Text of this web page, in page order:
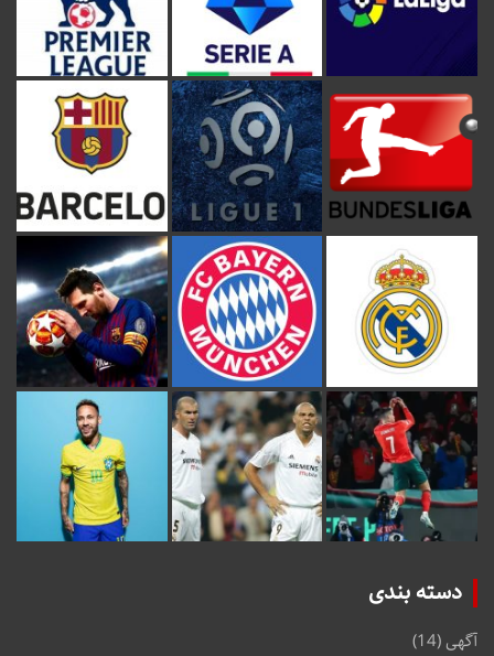
دسته بندی
آگهی(14)